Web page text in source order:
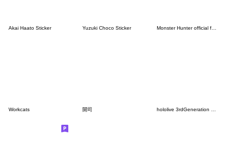
Akai Haato Sticker Yuzuki Choco Sticker Monster Hunter official fan site Sticker
Workcats 開司